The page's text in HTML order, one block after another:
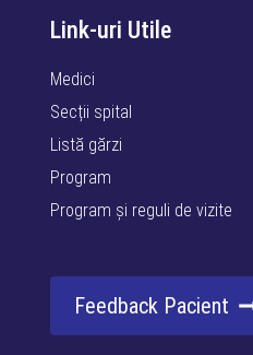
Link-uri Utile
Medici
Secții spital
Listă gărzi
Program
Program și reguli de vizite
Feedback Pacient